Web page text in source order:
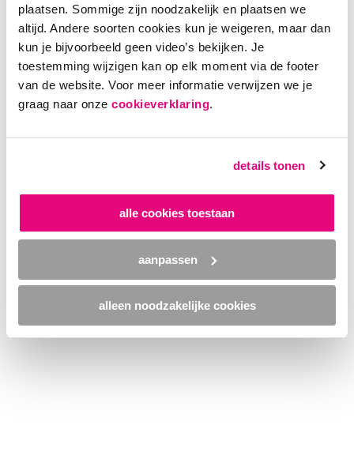
plaatsen. Sommige zijn noodzakelijk en plaatsen we
altijd. Andere soorten cookies kun je weigeren, maar dan
kun je bijvoorbeeld geen video’s bekijken. Je
toestemming wijzigen kan op elk moment via de footer
van de website. Voor meer informatie verwijzen we je
graag naar onze cookieverklaring.
details tonen
alle cookies toestaan
aanpassen
alleen noodzakelijke cookies
Application error: a client-side exception has occurred (see the